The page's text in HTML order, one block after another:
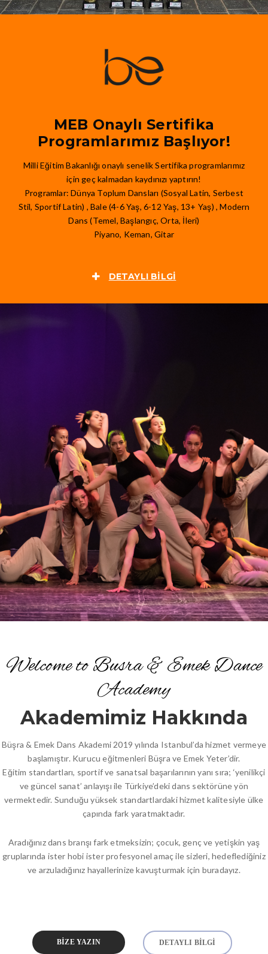
MEB Onaylı Sertifika
Programlarımız Başlıyor!
Milli Eğitim Bakanlığı onaylı senelik Sertifika programlarımız
için geç kalmadan kaydınızı yaptırın!
Programlar: Dünya Toplum Dansları (Sosyal Latin, Serbest
Stil, Sportif Latin) , Bale (4-6 Yaş, 6-12 Yaş, 13+ Yaş) , Modern
Dans (Temel, Başlangıç, Orta, İleri)
Piyano, Keman, Gitar
DETAYLI BILGI
Welcome to Busra & Emek Dance
Academy
Akademimiz Hakkında
Büşra & Emek Dans Akademi 2019 yılında Istanbul’da hizmet vermeye
başlamıştır. Kurucu eğitmenleri Büşra ve Emek Yeter’dir.
Eğitim standartları, sportif ve sanatsal başarılarının yanı sıra; ‘yenilikçi
ve güncel sanat’ anlayışı ile Türkiye’deki dans sektörüne yön
vermektedir. Sunduğu yüksek standartlardaki hizmet kalitesiyle ülke
çapında fark yaratmaktadır.
Aradığınız dans branşı fark etmeksizin; çocuk, genç ve yetişkin yaş
gruplarında ister hobi ister profesyonel amaç ile sizleri, hedeflediğiniz
ve arzuladığınız hayallerinize kavuşturmak için buradayız.
BIZE YAZIN DETAYLI BILGI